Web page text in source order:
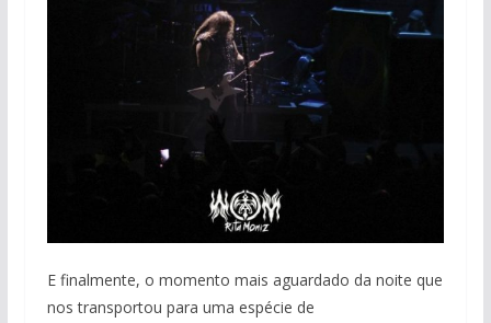
E finalmente, o momento mais aguardado da noite que
nos transportou para uma espécie de